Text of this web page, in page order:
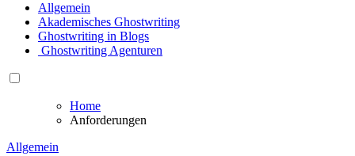
Allgemein
Akademisches Ghostwriting
Ghostwriting in Blogs
Ghostwriting Agenturen
Home
Anforderungen
Allgemein